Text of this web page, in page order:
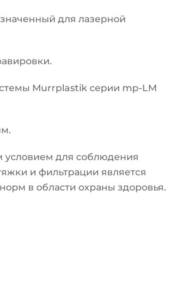
для лазерной
Murrplastik серии mp-LM
условием для соблюдения
и фильтрации является
в области охраны здоровья.